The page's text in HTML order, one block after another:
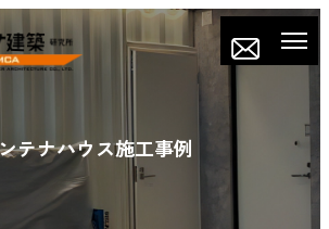
テナハウス施工事例